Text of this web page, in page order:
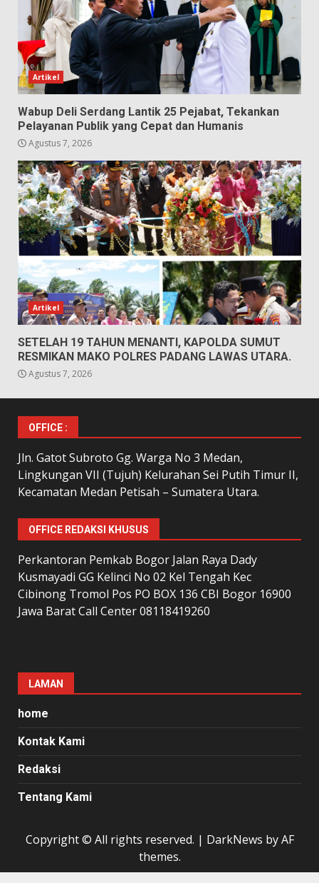
Artikel
Wabup Deli Serdang Lantik 25 Pejabat, Tekankan
Pelayanan Publik yang Cepat dan Humanis
Agustus 7, 2026
Artikel
SETELAH 19 TAHUN MENANTI, KAPOLDA SUMUT
RESMIKAN MAKO POLRES PADANG LAWAS UTARA.
Agustus 7, 2026
OFFICE :
Jln. Gatot Subroto Gg. Warga No 3 Medan,
Lingkungan VII (Tujuh) Kelurahan Sei Putih Timur II,
Kecamatan Medan Petisah – Sumatera Utara.
OFFICE REDAKSI KHUSUS
Perkantoran Pemkab Bogor Jalan Raya Dady
Kusmayadi GG Kelinci No 02 Kel Tengah Kec
Cibinong Tromol Pos PO BOX 136 CBI Bogor 16900
Jawa Barat Call Center 08118419260
LAMAN
home
Kontak Kami
Redaksi
Tentang Kami
Copyright © All rights reserved. | DarkNews by AF
themes.